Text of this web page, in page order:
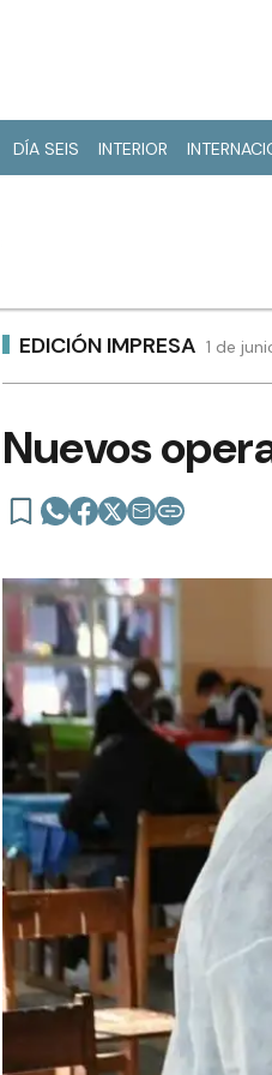
DÍA SEIS INTERIOR
EDICIÓN IMPRESA 1 de
Nuevos